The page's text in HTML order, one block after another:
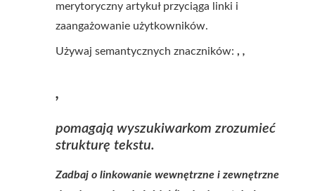
merytoryczny artykuł przyciąga linki i
zaangażowanie użytkowników.
Używaj semantycznych znaczników: , ,
,
pomagają wyszukiwarkom zrozumieć
strukturę tekstu.
Zadbaj o linkowanie wewnętrzne i zewnętrzne